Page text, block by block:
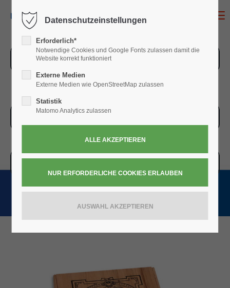
ZUR ÜBERSICHT
Datenschutzeinstellungen
Erforderlich*
Notwendige Cookies und Google Fonts zulassen damit die
Website korrekt funktioniert
Externe Medien
Externe Medien wie OpenStreetMap zulassen
Statistik
Matomo Analytics zulassen